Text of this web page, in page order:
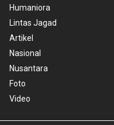
Humaniora
Lintas Jagad
Artikel
Nasional
Nusantara
Foto
Video